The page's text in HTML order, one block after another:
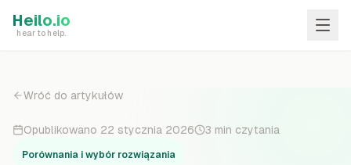
Heilo.io
hear to help.
Wróć do artykułów
Opublikowano 22 stycznia 2026 3 min czytania
Porównania i wybór rozwiązania